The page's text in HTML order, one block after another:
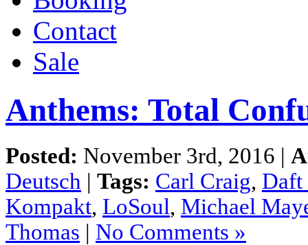
Contact
Sale
Anthems: Total
Posted: November 3rd, 2016 |
Deutsch | Tags: Carl Craig, Daft
Kompakt, LoSoul, Michael
Thomas | No Comments »